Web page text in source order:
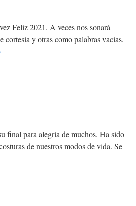
Feliz 2021. A veces nos sonará
cortesía y otras como palabras vacías.
final para alegría de muchos. Ha sido
de nuestros modos de vida. Se